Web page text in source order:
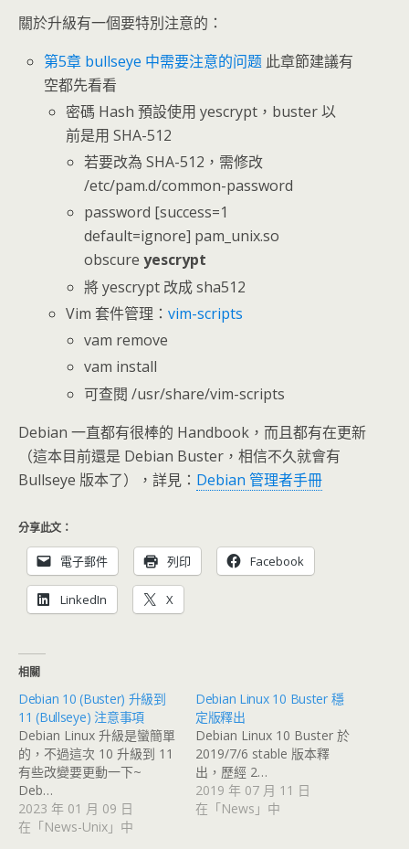
關於升級有一個要特別注意的：
第5章 bullseye 中需要注意的问题 此章節建議有
空都先看看
密碼 Hash 預設使用 yescrypt，buster 以
前是用 SHA-512
若要改為 SHA-512，需修改
/etc/pam.d/common-password
password [success=1
default=ignore] pam_unix.so
obscureyescrypt
將 yescrypt 改成 sha512
Vim 套件管理：vim-scripts
vam remove
vam install
可查閱 /usr/share/vim-scripts
Debian 一直都有很棒的 Handbook，而且都有在更新
（這本目前還是 Debian Buster，相信不久就會有
Bullseye 版本了），詳見： Debian 管理者手冊
分享此文：
電子郵件 列印 Facebook
LinkedIn X
相關
Debian 10 (Buster) 升級到
11 (Bullseye) 注意事項
Debian Linux 升級是蠻簡單
的，不過這次 10 升級到 11
有些改變要更動一下~
Deb…
2023 年 01 月 09 日
在「News-Unix」中
Debian Linux 10 Buster 穩
定版釋出
Debian Linux 10 Buster 於
2019/7/6 stable 版本釋
出，歷經 2…
2019 年 07 月 11 日
在「News」中